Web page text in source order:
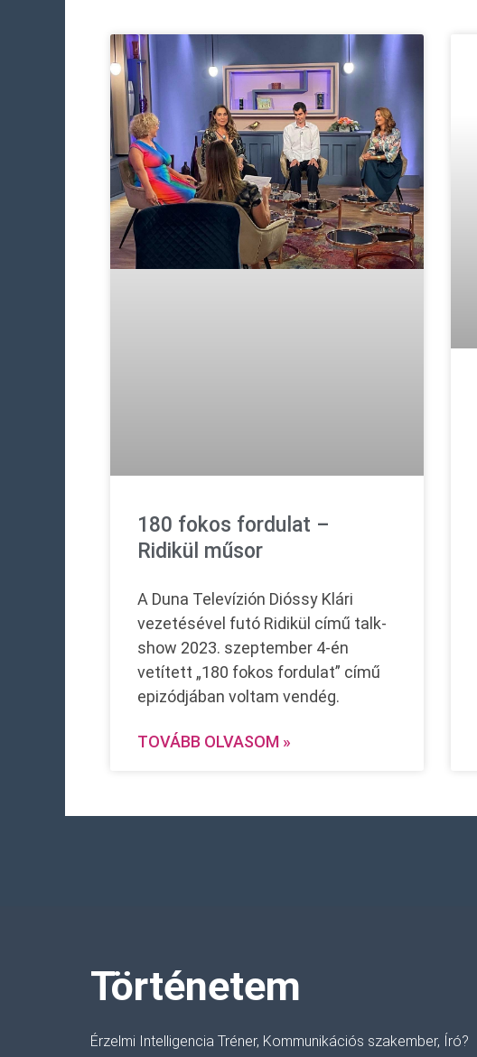
180 fokos fordulat –
Ridikül műsor
A Duna Televízión Dióssy Klári
vezetésével futó Ridikül című talk-
show 2023. szeptember 4-én
vetített „180 fokos fordulat” című
epizódjában voltam vendég.
TOVÁBB OLVASOM »
Történetem
Érzelmi Intelligencia Tréner, Kommunikációs szakember, Író?